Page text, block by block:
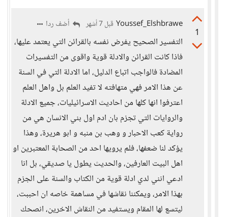
1
Youssef_Elshbrawe قبل 7 أشهر أضف ردا
التفسير الصحيح يفرض نفسه بالقرائن التي يعتمد عليها،
فاذا كانت القرائن والادلة قوية واقوى من التفسيرات
المضادة فالواجب اتباع الدليل، اما الادلة التي في السنة
عن هذا الامر فهي متهافته لا تفيد العلم بل واهل العلم
اعترفوا انها كلها من احاديث الاسرائيليات، جميع الادلة
والروايات التي تجزم بان ادم اول بني الانسان هي من
رواية كعب الاحبار و وهب بن منبه و ابو هريرة، وهذا
يؤكد لنا ضعفها، فلم يرويها احد من الصحابة المعتبرين او
اهل البيت العارفين، والحديث يطول يا صديقي، بل انا
ادعي انني لدي ادلة قوية من الكتاب والسنة على الجزم
بهذا الامر، ويمكننا نقاشها في مساهمة خاصه ان احببت،
ليتسع لها المقام ويستفيد من النقاش الاخرين، انصحك